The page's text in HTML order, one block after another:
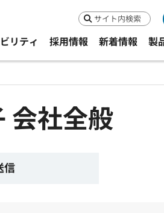
検索
リティ 採用情報 新着情報 製
会社全般
信